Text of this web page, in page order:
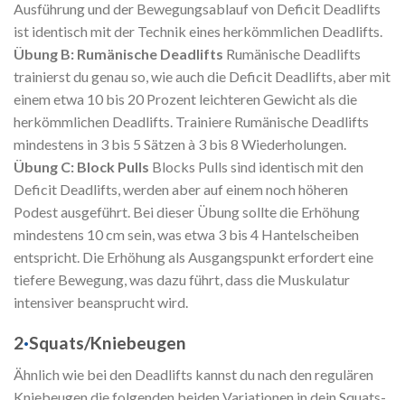
Ausführung und der Bewegungsablauf von Deficit Deadlifts
ist identisch mit der Technik eines herkömmlichen Deadlifts.
Übung B: Rumänische Deadlifts Rumänische Deadlifts
trainierst du genau so, wie auch die Deficit Deadlifts, aber mit
einem etwa 10 bis 20 Prozent leichteren Gewicht als die
herkömmlichen Deadlifts. Trainiere Rumänische Deadlifts
mindestens in 3 bis 5 Sätzen à 3 bis 8 Wiederholungen.
Übung C: Block Pulls Blocks Pulls sind identisch mit den
Deficit Deadlifts, werden aber auf einem noch höheren
Podest ausgeführt. Bei dieser Übung sollte die Erhöhung
mindestens 10 cm sein, was etwa 3 bis 4 Hantelscheiben
entspricht. Die Erhöhung als Ausgangspunkt erfordert eine
tiefere Bewegung, was dazu führt, dass die Muskulatur
intensiver beansprucht wird.
2·Squats/Kniebeugen
Ähnlich wie bei den Deadlifts kannst du nach den regulären